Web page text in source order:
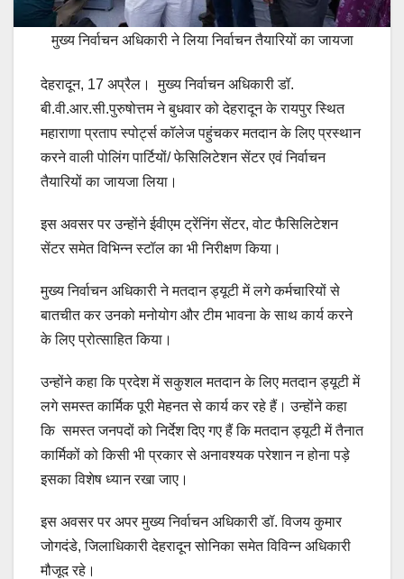
मुख्य निर्वाचन अधिकारी ने लिया निर्वाचन तैयारियों का जायजा
देहरादून, 17 अप्रैल। मुख्य निर्वाचन अधिकारी डॉ.
बी.वी.आर.सी.पुरुषोत्तम ने बुधवार को देहरादून के रायपुर स्थित
महाराणा प्रताप स्पोर्ट्स कॉलेज पहुंचकर मतदान के लिए प्रस्थान
करने वाली पोलिंग पार्टियों/ फेसिलिटेशन सेंटर एवं निर्वाचन
तैयारियों का जायजा लिया।
इस अवसर पर उन्होंने ईवीएम ट्रेंनिंग सेंटर, वोट फैसिलिटेशन
सेंटर समेत विभिन्न स्टॉल का भी निरीक्षण किया।
मुख्य निर्वाचन अधिकारी ने मतदान ड्यूटी में लगे कर्मचारियों से
बातचीत कर उनको मनोयोग और टीम भावना के साथ कार्य करने
के लिए प्रोत्साहित किया।
उन्होंने कहा कि प्रदेश में सकुशल मतदान के लिए मतदान ड्यूटी में
लगे समस्त कार्मिक पूरी मेहनत से कार्य कर रहे हैं। उन्होंने कहा
कि समस्त जनपदों को निर्देश दिए गए हैं कि मतदान ड्यूटी में तैनात
कार्मिकों को किसी भी प्रकार से अनावश्यक परेशान न होना पड़े
इसका विशेष ध्यान रखा जाए।
इस अवसर पर अपर मुख्य निर्वाचन अधिकारी डॉ. विजय कुमार
जोगदंडे, जिलाधिकारी देहरादून सोनिका समेत विविन्न अधिकारी
मौजूद रहे।